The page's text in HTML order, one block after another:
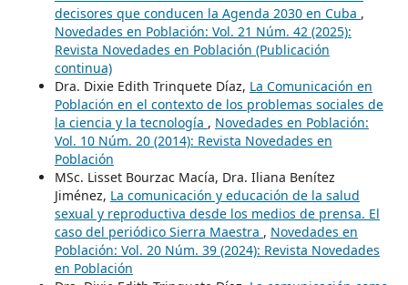
decisores que conducen la Agenda 2030 en Cuba ,
Novedades en Población: Vol. 21 Núm. 42 (2025):
Revista Novedades en Población (Publicación
continua)
Dra. Dixie Edith Trinquete Díaz, La Comunicación en
Población en el contexto de los problemas sociales de
la ciencia y la tecnología , Novedades en Población:
Vol. 10 Núm. 20 (2014): Revista Novedades en
Población
MSc. Lisset Bourzac Macía, Dra. Iliana Benítez
Jiménez, La comunicación y educación de la salud
sexual y reproductiva desde los medios de prensa. El
caso del periódico Sierra Maestra , Novedades en
Población: Vol. 20 Núm. 39 (2024): Revista Novedades
en Población